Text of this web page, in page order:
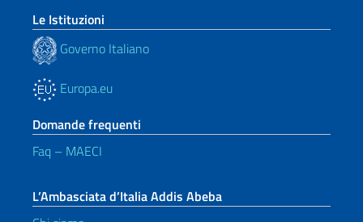
Le Istituzioni
Governo Italiano
Europa.eu
Domande frequenti
Faq – MAECI
L’Ambasciata d’Italia Addis Abeba